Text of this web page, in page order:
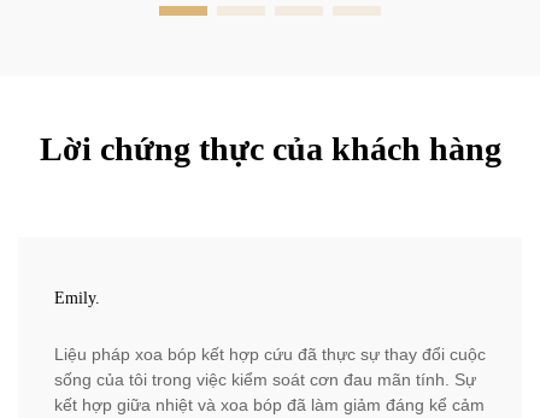
Lời chứng thực của khách hàng
Emily.
Liệu pháp xoa bóp kết hợp cứu đã thực sự thay đổi cuộc
sống của tôi trong việc kiểm soát cơn đau mãn tính. Sự
kết hợp giữa nhiệt và xoa bóp đã làm giảm đáng kể cảm